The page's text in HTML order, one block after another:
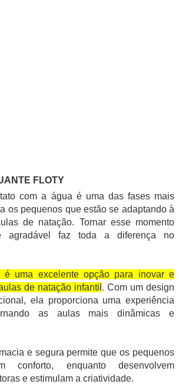
FLOTY
com a água é uma das fases mais
os pequenos que estão se adaptando à
de natação. Tornar esse momento
agradável faz toda a diferença no
é uma excelente opção para inovar e
de natação infantil . Com um design
ela proporciona uma experiência
as aulas mais dinâmicas e
e segura permite que os pequenos
conforto, enquanto desenvolvem
e estimulam a criatividade.